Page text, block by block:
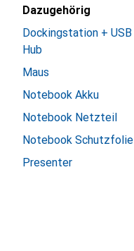
Dazugehörig
Dockingstation + USB
Hub
Maus
Notebook Akku
Notebook Netzteil
Notebook Schutzfolie
Presenter